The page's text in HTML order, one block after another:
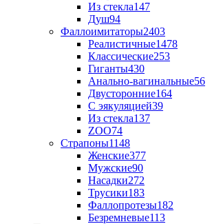
Из стекла147
Душ94
Фаллоимитаторы2403
Реалистичные1478
Классические253
Гиганты430
Анально-вагинальные56
Двусторонние164
С эякуляцией39
Из стекла137
ZOO74
Страпоны1148
Женские377
Мужские90
Насадки272
Трусики183
Фаллопротезы182
Безремневые113